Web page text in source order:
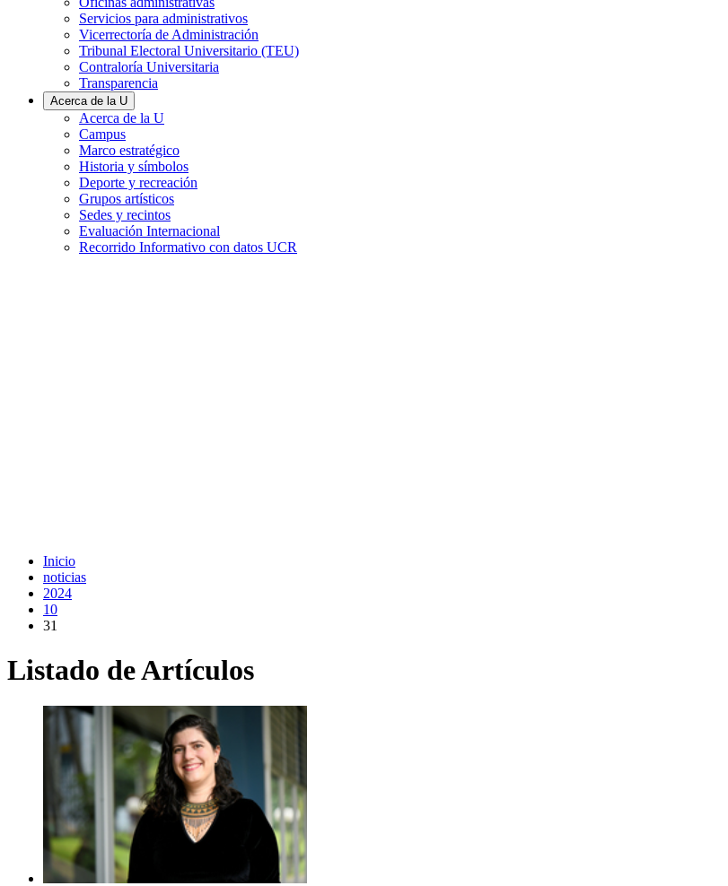
Servicios para administrativos
Vicerrectoría de Administración
Tribunal Electoral Universitario (TEU)
Contraloría Universitaria
Transparencia
Acerca de la U
Acerca de la U
Campus
Marco estratégico
Historia y símbolos
Deporte y recreación
Grupos artísticos
Sedes y recintos
Evaluación Internacional
Recorrido Informativo con datos UCR
Inicio
noticias
2024
10
31
Listado de Artículos